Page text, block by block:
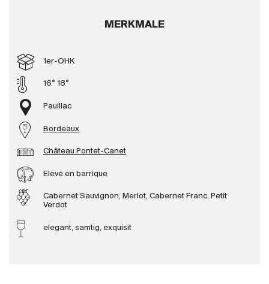
Wir über uns
Die Firma
News
E-Katalog
AGB
MERKMALE
1er-OHK
16° 18°
Pauillac
Bordeaux
Château Pontet-Canet
Elevé en barrique
Cabernet Sauvignon, Merlot, Cabernet Franc, Petit
Verdot
elegant, samtig, exquisit